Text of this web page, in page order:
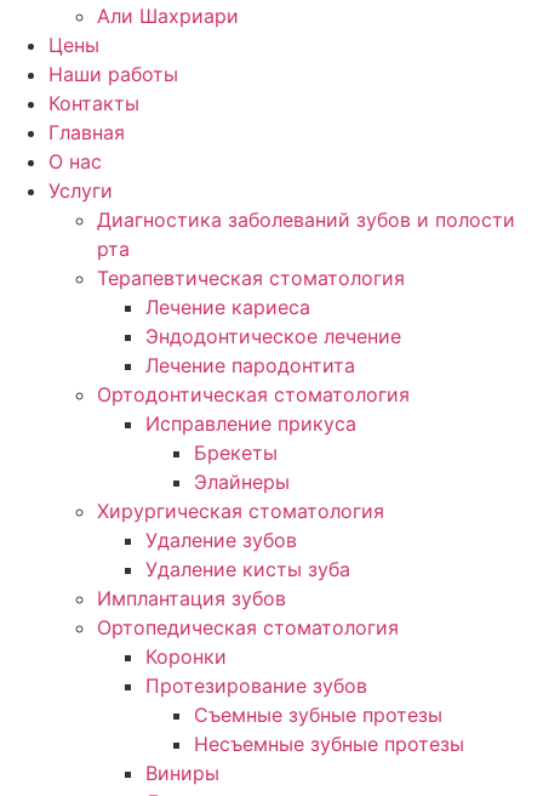
Али Шахриари
Цены
Наши работы
Контакты
Главная
О нас
Услуги
Диагностика заболеваний зубов и полости
рта
Терапевтическая стоматология
Лечение кариеса
Эндодонтическое лечение
Лечение пародонтита
Ортодонтическая стоматология
Исправление прикуса
Брекеты
Элайнеры
Хирургическая стоматология
Удаление зубов
Удаление кисты зуба
Имплантация зубов
Ортопедическая стоматология
Коронки
Протезирование зубов
Съемные зубные протезы
Несъемные зубные протезы
Виниры